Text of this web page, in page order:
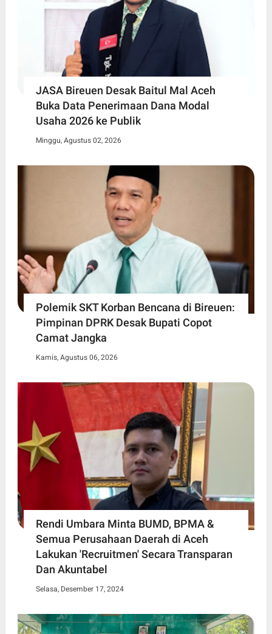
JASA Bireuen Desak Baitul Mal Aceh
Buka Data Penerimaan Dana Modal
Usaha 2026 ke Publik
Minggu, Agustus 02, 2026
Polemik SKT Korban Bencana di Bireuen:
Pimpinan DPRK Desak Bupati Copot
Camat Jangka
Kamis, Agustus 06, 2026
Rendi Umbara Minta BUMD, BPMA &
Semua Perusahaan Daerah di Aceh
Lakukan 'Recruitmen' Secara Transparan
Dan Akuntabel
Selasa, Desember 17, 2024